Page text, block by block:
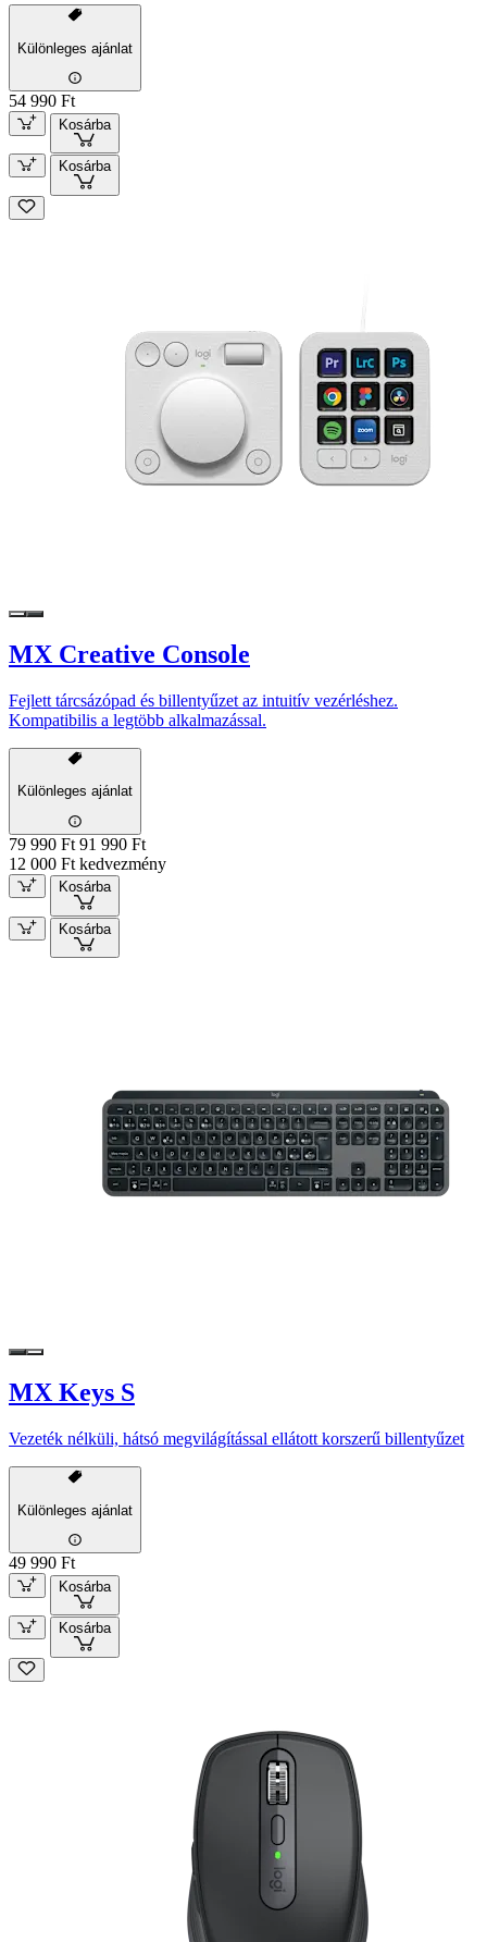
Különleges ajánlat
54 990 Ft
Kosárba
Kosárba
MX Creative Console
Fejlett tárcsázópad és billentyűzet az intuitív vezérléshez.
Kompatibilis a legtöbb alkalmazással.
Különleges ajánlat
79 990 Ft 91 990 Ft
12 000 Ft kedvezmény
Kosárba
Kosárba
MX Keys S
Vezeték nélküli, hátsó megvilágítással ellátott korszerű billentyűzet
Különleges ajánlat
49 990 Ft
Kosárba
Kosárba